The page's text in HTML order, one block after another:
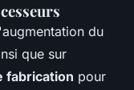
du
que sur
fabrication pour